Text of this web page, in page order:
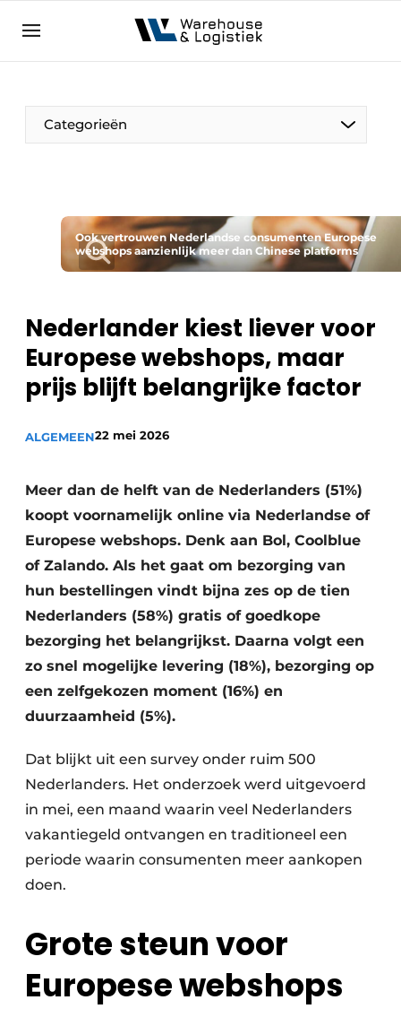
NL EN DE
Categorieën
Ook vertrouwen Nederlandse consumenten Europese
webshops aanzienlijk meer dan Chinese platforms
Nederlander kiest liever voor
Europese webshops, maar
prijs blijft belangrijke factor
ALGEMEEN22 mei 2026
Meer dan de helft van de Nederlanders (51%)
koopt voornamelijk online via Nederlandse of
Europese webshops. Denk aan Bol, Coolblue
of Zalando. Als het gaat om bezorging van
hun bestellingen vindt bijna zes op de tien
Nederlanders (58%) gratis of goedkope
bezorging het belangrijkst. Daarna volgt een
zo snel mogelijke levering (18%), bezorging op
een zelfgekozen moment (16%) en
duurzaamheid (5%).
Dat blijkt uit een survey onder ruim 500
Nederlanders. Het onderzoek werd uitgevoerd
in mei, een maand waarin veel Nederlanders
vakantiegeld ontvangen en traditioneel een
periode waarin consumenten meer aankopen
doen.
Grote steun voor
Europese webshops